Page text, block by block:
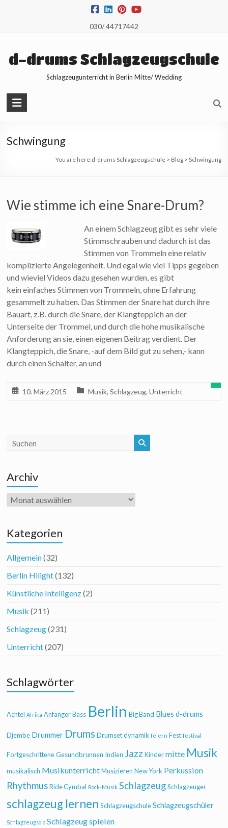
030/ 44717442
d-drums Schlagzeugschule
Schlagzeugunterricht in Berlin Mitte/ Wedding
Schwingung
You are here:d-drums Schlagzeugschule> Blog> Schwingung
Wie stimme ich eine Snare-Drum?
An einem Schlagzeug gibt es sehr viele
Stimmschrauben und dadurch ist das
Stimmen von Trommeln eine relativ
komplizierte Angelegenheit. Und egal wie viel Tipps gegeben
und wieviel Videos dazu gesehen wurden, es gibt
kein einfaches Stimmen von Trommeln, ohne Erfahrung
gesammelt zu haben. Das Stimmen der Snare hat durch ihre
Bauart, z.B. durch die Snare, der Klangteppich an der
Unterseite der Trommel, und durch die hohe musikalische
Anforderung an sie, einen eigenen Beitrag verdient. Der
Klangteppich, die Snare, -auf dem Bild gut zu sehen,- kann
durch einen Schalter, an und
10. März 2015 Musik,Schlagzeug,Unterricht
Archiv
Archiv
Kategorien
Allgemein(32)
Berlin Hilight(132)
Künstliche Intelligenz(2)
Musik (211)
Schlagzeug(231)
Unterricht(207)
Schlagwörter
Achtel Afrika Anfänger Bass Berlin Big Band Blues d-drums
Djembe Drummer Drums Drumset dynamik feiern Fest festival
Fortgeschrittene Gesundbrunnen Indien Jazz Kinder mitte Musik
musikalisch Musikunterricht Musizieren New York Perkussion
Rhythmus Ride Cymbal Rock-Musik Schlagzeug Schlagzeuger
schlagzeug lernen Schlagzeugschule Schlagzeugschüler
Schlagzeugsolo Schlagzeug spielen